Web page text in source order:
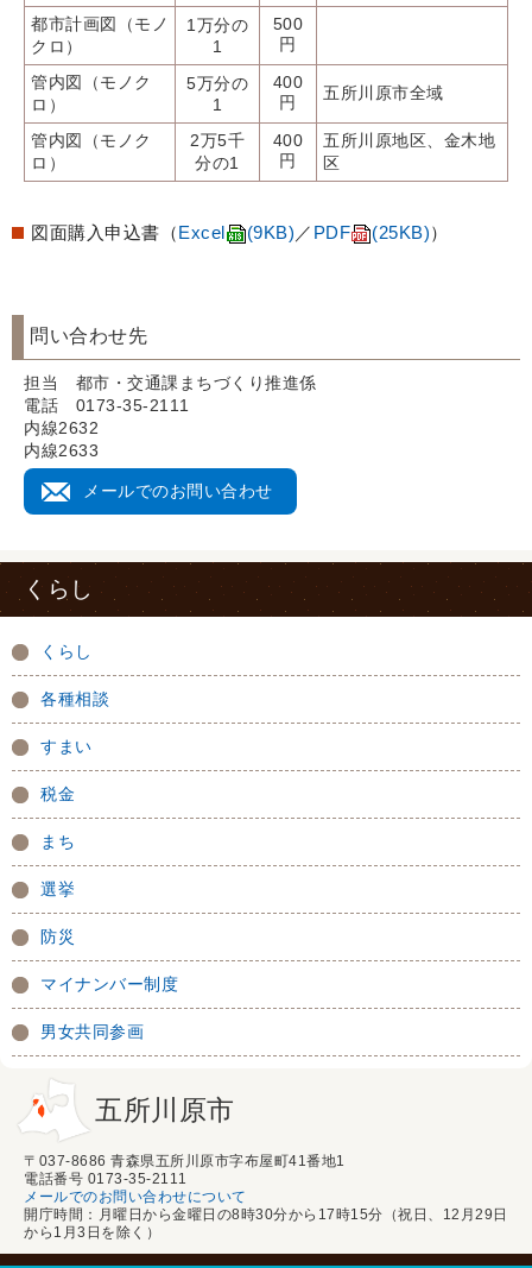
都市計画図（モノ
クロ）
1万分の
1
500
円
管内図（モノク
ロ）
5万分の
1
400
円
五所川原市全域
管内図（モノク
ロ）
2万5千
分の1
400
円
五所川原地区、金木地
区
図面購入申込書（Excel (9KB) ／ PDF (25KB)）
問い合わせ先
担当 都市・交通課まちづくり推進係
電話 0173-35-2111
内線2632
内線2633
メールでのお問い合わせ
くらし
くらし
各種相談
すまい
税金
まち
選挙
防災
マイナンバー制度
男女共同参画
五所川原市
〒037-8686 青森県五所川原市字布屋町41番地1
電話番号 0173-35-2111
メールでのお問い合わせについて
開庁時間：月曜日から金曜日の8時30分から17時15分（祝日、12月29日
から1月3日を除く）